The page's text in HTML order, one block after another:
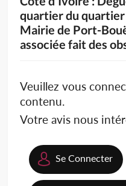
quartier du
Mairie de Port-
associée fait des
Veuillez vous
contenu.
Votre avis nous
Se Connecter